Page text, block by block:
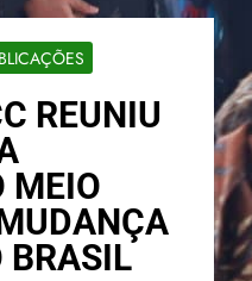
REUNIU
MEIO
BRASIL